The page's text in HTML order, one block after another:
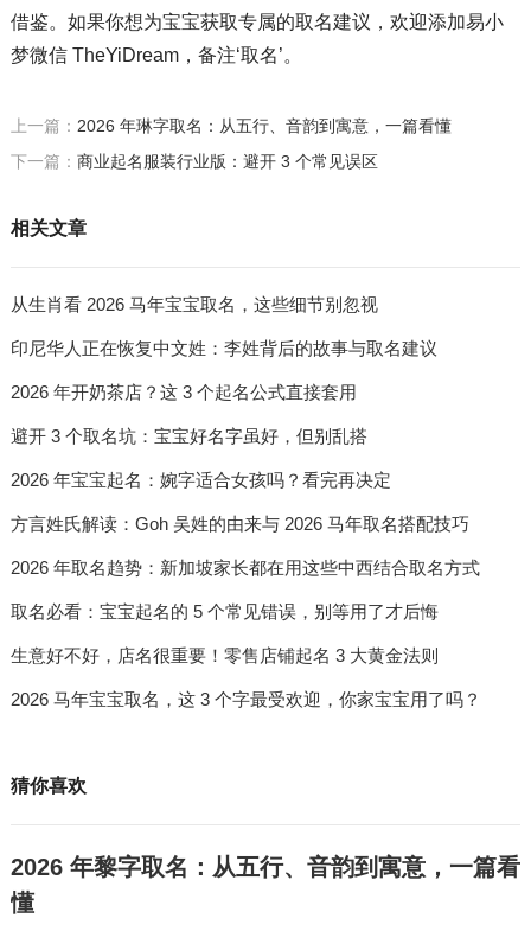
借鉴。如果你想为宝宝获取专属的取名建议，欢迎添加易小
梦微信 TheYiDream，备注‘取名’。
上一篇： 2026 年琳字取名：从五行、音韵到寓意，一篇看懂
下一篇： 商业起名服装行业版：避开 3 个常见误区
相关文章
从生肖看 2026 马年宝宝取名，这些细节别忽视
印尼华人正在恢复中文姓：李姓背后的故事与取名建议
2026 年开奶茶店？这 3 个起名公式直接套用
避开 3 个取名坑：宝宝好名字虽好，但别乱搭
2026 年宝宝起名：婉字适合女孩吗？看完再决定
方言姓氏解读：Goh 吴姓的由来与 2026 马年取名搭配技巧
2026 年取名趋势：新加坡家长都在用这些中西结合取名方式
取名必看：宝宝起名的 5 个常见错误，别等用了才后悔
生意好不好，店名很重要！零售店铺起名 3 大黄金法则
2026 马年宝宝取名，这 3 个字最受欢迎，你家宝宝用了吗？
猜你喜欢
2026 年黎字取名：从五行、音韵到寓意，一篇看
懂